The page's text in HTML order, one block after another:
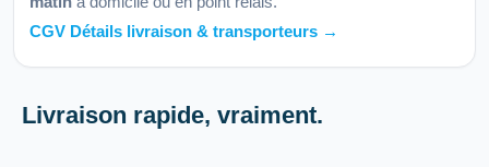
CGV Détails livraison & transporteurs →
Livraison rapide, vraiment.